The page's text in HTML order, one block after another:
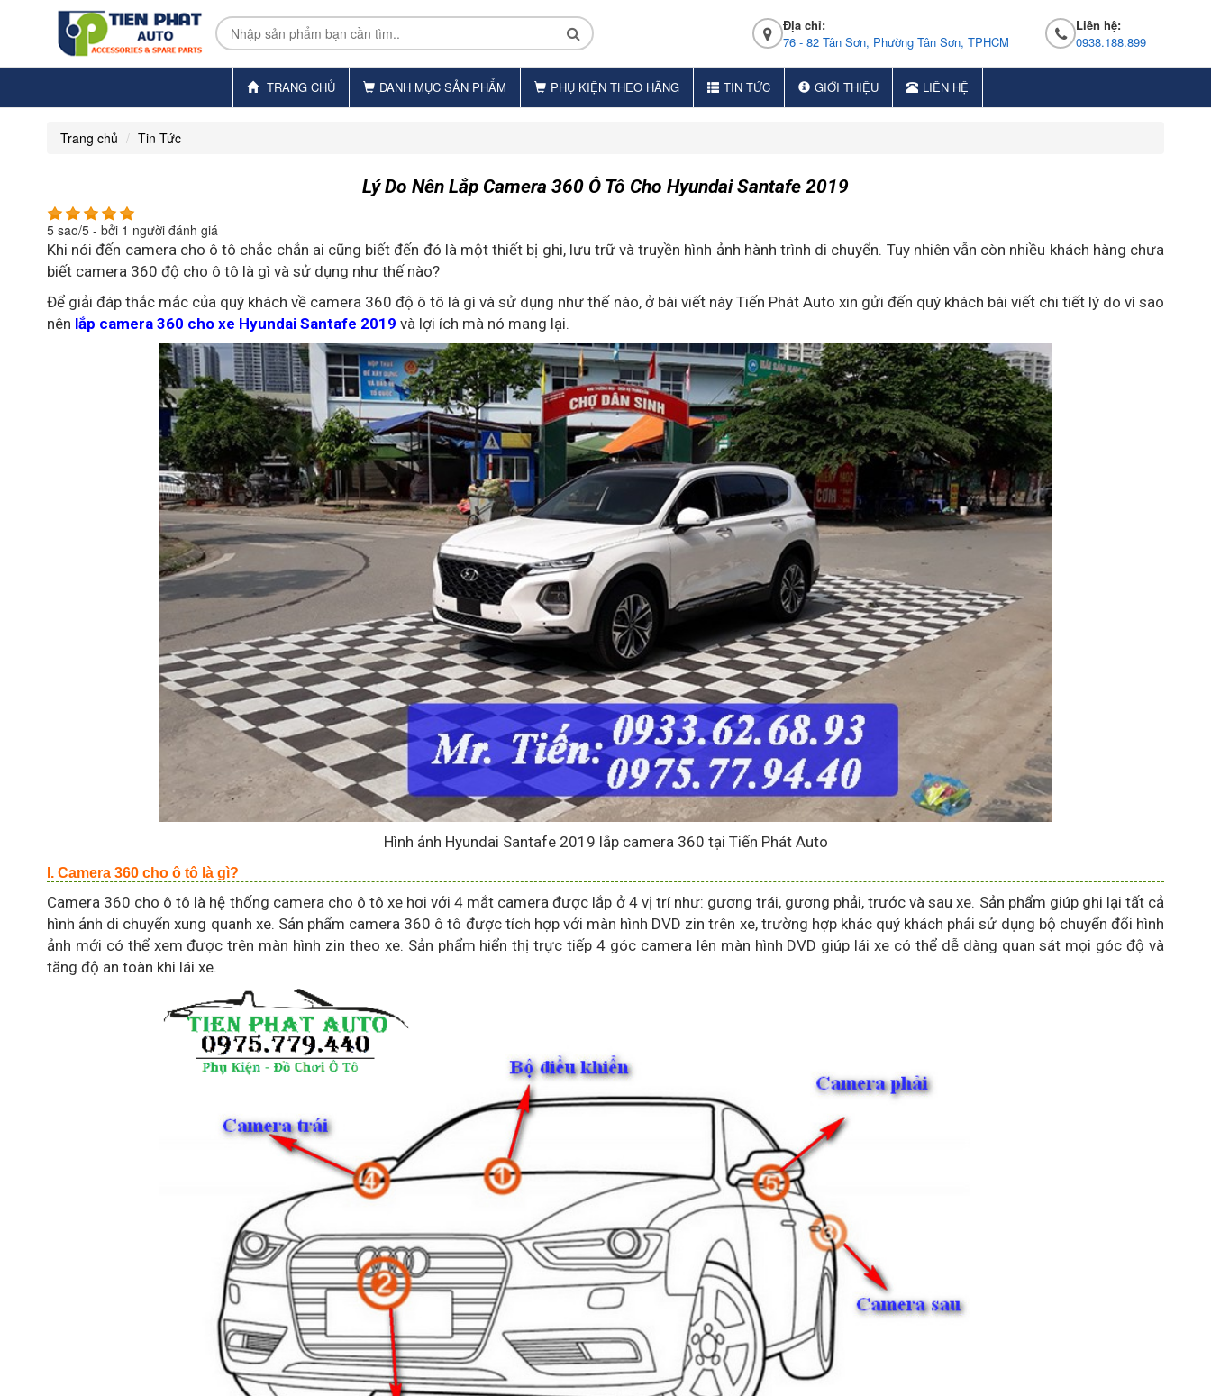
Địa chỉ:
76 - 82 Tân Sơn, Phường Tân Sơn, TPHCM
Liên hệ:
0938.188.899
TRANG CHỦ DANH MỤC SẢN PHẨM PHỤ KIỆN THEO HÃNG TIN TỨC GIỚI THIỆU LIÊN HỆ
Trang chủ Tin Tức
Lý Do Nên Lắp Camera 360 Ô Tô Cho Hyundai Santafe 2019
5 sao/5 - bởi 1 người đánh giá
Khi nói đến camera cho ô tô chắc chắn ai cũng biết đến đó là một thiết bị ghi, lưu trữ và truyền hình ảnh hành trình di chuyển. Tuy nhiên vẫn còn nhiều khách hàng chưa
biết camera 360 độ cho ô tô là gì và sử dụng như thế nào?
Để giải đáp thắc mắc của quý khách về camera 360 độ ô tô là gì và sử dụng như thế nào, ở bài viết này Tiến Phát Auto xin gửi đến quý khách bài viết chi tiết lý do vì sao
nên lắp camera 360 cho xe Hyundai Santafe 2019 và lợi ích mà nó mang lại.
Hình ảnh Hyundai Santafe 2019 lắp camera 360 tại Tiến Phát Auto
I. Camera 360 cho ô tô là gì?
Camera 360 cho ô tô là hệ thống camera cho ô tô xe hơi với 4 mắt camera được lắp ở 4 vị trí như: gương trái, gương phải, trước và sau xe. Sản phẩm giúp ghi lại tất cả
hình ảnh di chuyển xung quanh xe. Sản phẩm camera 360 ô tô được tích hợp với màn hình DVD zin trên xe, trường hợp khác quý khách phải sử dụng bộ chuyển đổi hình
ảnh mới có thể xem được trên màn hình zin theo xe. Sản phẩm hiển thị trực tiếp 4 góc camera lên màn hình DVD giúp lái xe có thể dễ dàng quan sát mọi góc độ và
tăng độ an toàn khi lái xe.